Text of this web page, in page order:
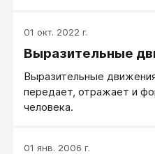
01 окт. 2022 г.
Выразительные
Выразительные
передает, отражает и
человека.
01 янв. 2006 г.